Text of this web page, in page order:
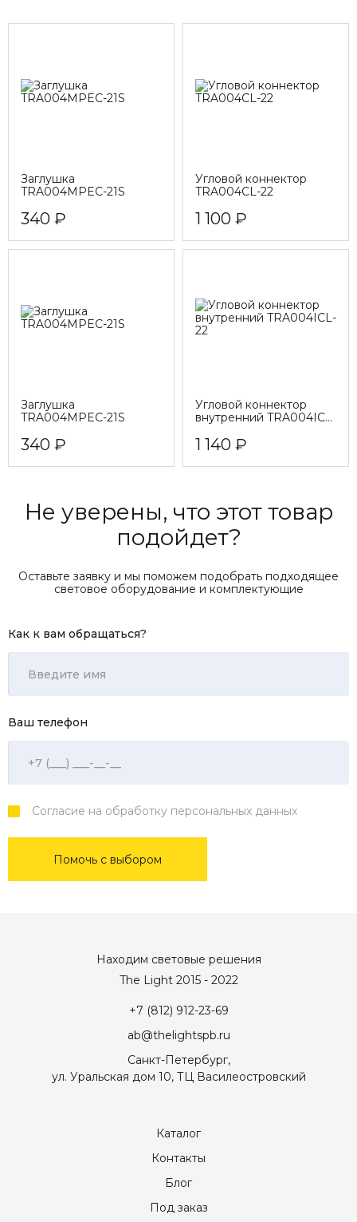
Заглушка
TRA004MPEC-21S
340 ₽
Угловой коннектор
TRA004CL-22
1 100 ₽
Заглушка
TRA004MPEC-21S
340 ₽
Угловой коннектор
внутренний TRA004ICL-
1 140 ₽
Не уверены, что этот товар
подойдет?
Оставьте заявку и мы поможем подобрать подходящее
световое оборудование и комплектующие
Как к вам обращаться?
Ваш телефон
Помочь с выбором
Согласие на обработку персональных данных
Находим световые решения
The Light 2015 - 2022
+7 (812) 912-23-69
ab@thelightspb.ru
Санкт-Петербург,
ул. Уральская дом 10, ТЦ Василеостровский
Каталог
Контакты
Блог
Под заказ